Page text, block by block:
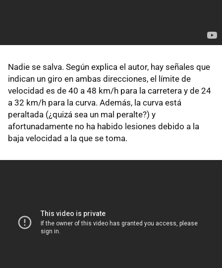
Nadie se salva. Según explica el autor, hay señales que
indican un giro en ambas direcciones, el límite de
velocidad es de 40 a 48 km/h para la carretera y de 24
a 32 km/h para la curva. Además, la curva está
peraltada (¿quizá sea un mal peralte?) y
afortunadamente no ha habido lesiones debido a la
baja velocidad a la que se toma.